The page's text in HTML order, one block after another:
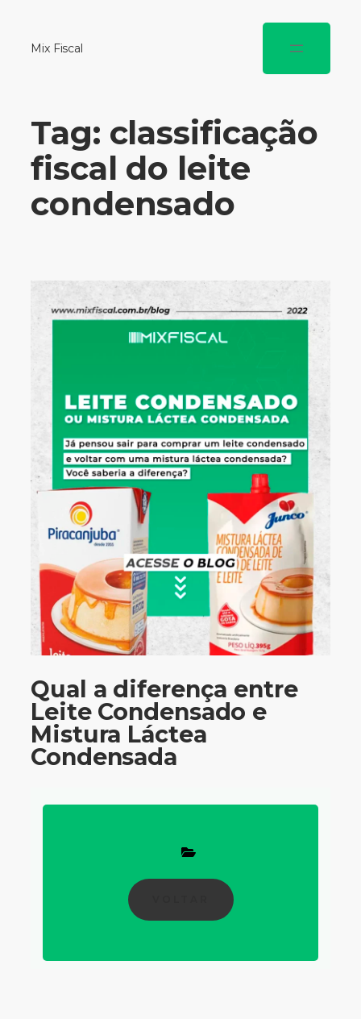
Mix Fiscal
Tag: classificação
fiscal do leite
condensado
Qual a diferença entre
Leite Condensado e
Mistura Láctea
Condensada